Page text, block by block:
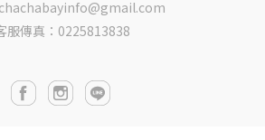
服傳真：0225813838